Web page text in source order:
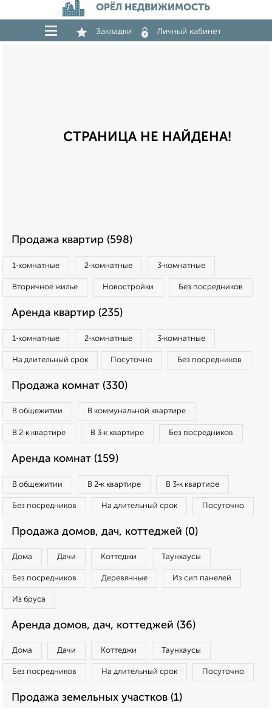
ОРЁЛ НЕДВИЖИМОСТЬ
Закладки Личный кабинет
СТРАНИЦА НЕ НАЙДЕНА!
Продажа квартир (598)
1‑комнатные 2‑комнатные 3‑комнатные
Вторичное жилье Новостройки Без посредников
Аренда квартир (235)
1‑комнатные 2‑комнатные 3‑комнатные
На длительный срок Посуточно Без посредников
Продажа комнат (330)
В общежитии В коммунальной квартире
В 2‑к квартире В 3‑к квартире Без посредников
Аренда комнат (159)
В общежитии В 2‑к квартире В 3‑к квартире
Без посредников На длительный срок Посуточно
Продажа домов, дач, коттеджей (0)
Дома Дачи Коттеджи Таунхаусы
Без посредников Деревянные Из сип панелей
Из бруса
Аренда домов, дач, коттеджей (36)
Дома Дачи Коттеджи Таунхаусы
Без посредников На длительный срок Посуточно
Продажа земельных участков (1)